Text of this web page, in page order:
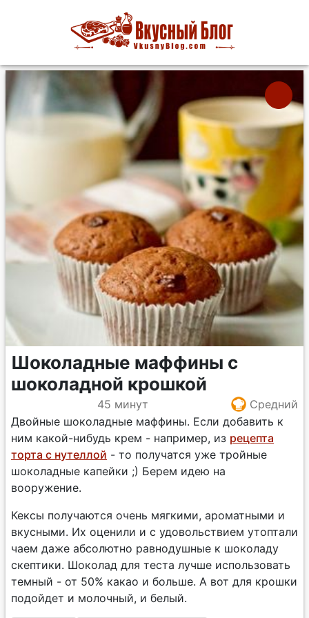
Шоколадные маффины с
шоколадной крошкой
45 минут
Средний
Двойные шоколадные маффины. Если добавить к
ним какой-нибудь крем - например, из рецепта
торта с нутеллой - то получатся уже тройные
шоколадные капейки ;) Берем идею на
вооружение.
Кексы получаются очень мягкими, ароматными и
вкусными. Их оценили и с удовольствием утоптали
чаем даже абсолютно равнодушные к шоколаду
скептики. Шоколад для теста лучше использовать
темный - от 50% какао и больше. А вот для крошки
подойдет и молочный, и белый.